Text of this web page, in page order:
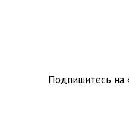
Подпишитесь на